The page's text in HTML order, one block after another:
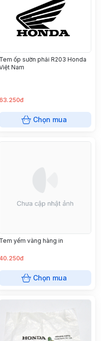
Tem ốp sườn phải R203 Honda
Nam
63.250đ
Chọn mua
Tem yếm vàng hàng in
40.250đ
Chọn mua